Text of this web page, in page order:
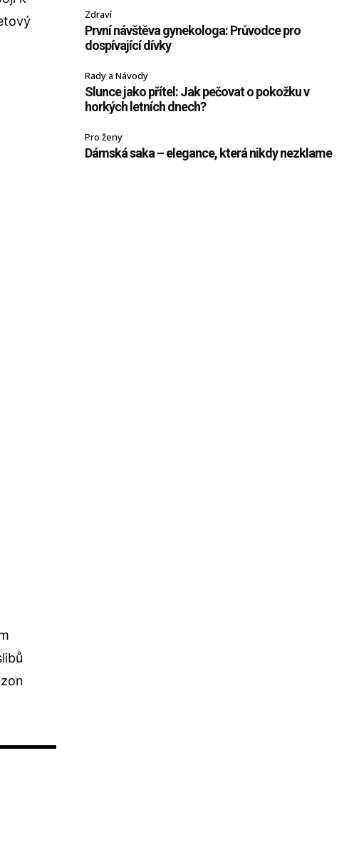
Zdraví
První návštěva gynekologa: Průvodce pro
dospívající dívky
Rady a Návody
Slunce jako přítel: Jak pečovat o pokožku v
horkých letních dnech?
Pro ženy
Dámská saka – elegance, která nikdy nezklame